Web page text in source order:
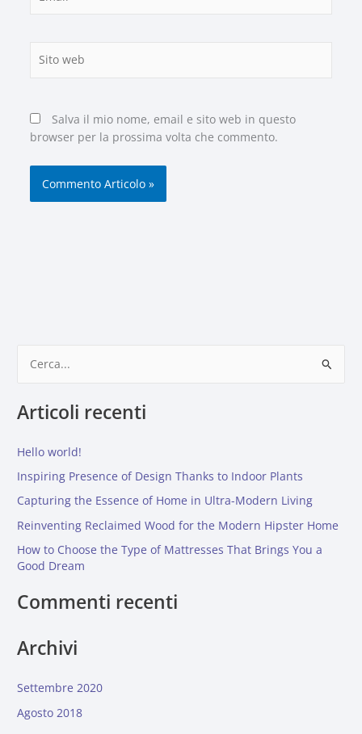
web
Salva il mio nome, email e sito web in questo
browser per la prossima volta che commento.
r
a
:
Articoli recenti
Hello world!
Inspiring Presence of Design Thanks to Indoor Plants
Capturing the Essence of Home in Ultra-Modern Living
Reinventing Reclaimed Wood for the Modern Hipster Home
How to Choose the Type of Mattresses That Brings You a
Good Dream
Commenti recenti
Archivi
Settembre 2020
Agosto 2018